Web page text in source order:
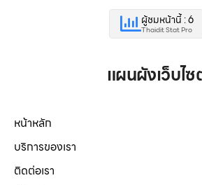
ผู้ชมหน้านี้ : 6
Thaidit Stat Pro
แผนผังเว็บไ
หน้าหลัก
บริการของเรา
ติดต่อเรา